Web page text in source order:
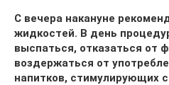
С вечера накануне
жидкостей. В день
выспаться, отказаться от
воздержаться от
напитков, стимулирующих